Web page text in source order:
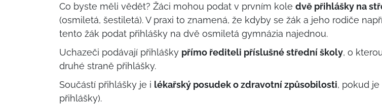
Co byste měli vědět? Žáci mohou podat v prvním kole dvě přihlášky na
(osmiletá, šestiletá). V praxi to znamená, že kdyby se žák a jeho rodiče
tento žák podat přihlášky na dvě osmiletá gymnázia najednou.
Uchazeči podávají přihlášky přímo řediteli příslušné střední školy, o
druhé straně přihlášky.
Součástí přihlášky je i lékařský posudek o zdravotní způsobilosti, pokud
přihlášky).